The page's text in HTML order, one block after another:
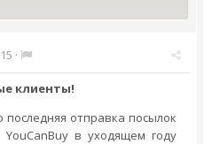
·
клиенты!
отправка посылок
YouCanBuy в уходящем году